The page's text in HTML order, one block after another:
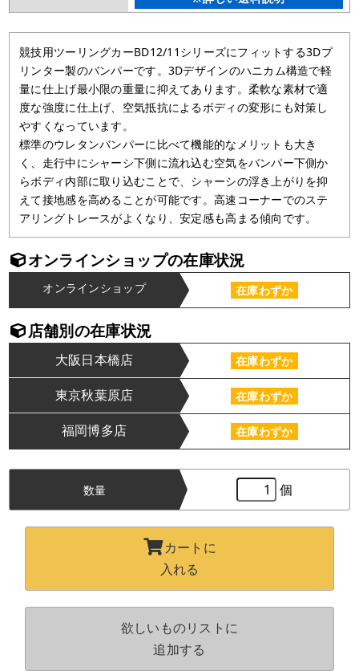
競技用ツーリングカーBD12/11シリーズにフィットする3Dプ
リンター製のバンパーです。3Dデザインのハニカム構造で軽
量に仕上げ最小限の重量に抑えてあります。柔軟な素材で適
度な強度に仕上げ、空気抵抗によるボディの変形にも対策し
やすくなっています。
標準のウレタンバンパーに比べて機能的なメリットも大き
く、走行中にシャーシ下側に流れ込む空気をバンパー下側か
らボディ内部に取り込むことで、シャーシの浮き上がりを抑
えて接地感を高めることが可能です。高速コーナーでのステ
アリングトレースがよくなり、安定感も高まる傾向です。
オンラインショップの在庫状況
オンラインショップ 在庫わずか
店舗別の在庫状況
大阪日本橋店 在庫わずか
東京秋葉原店 在庫わずか
福岡博多店 在庫わずか
数量 個
カートに
入れる
欲しいものリストに
追加する